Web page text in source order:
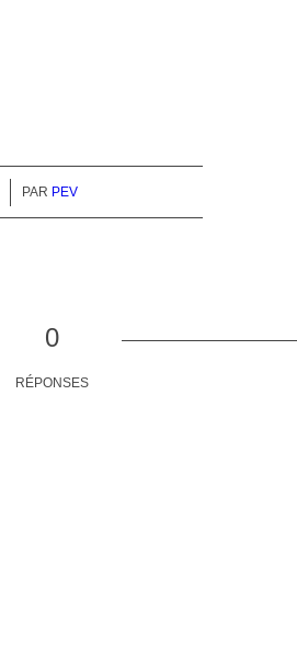
PAR PEV
0
RÉPONSES